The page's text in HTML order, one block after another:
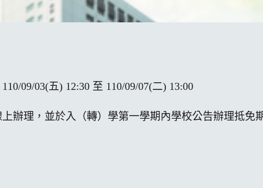
110/09/03(五) 12:30 至 110/09/07(二) 13:00
辦理，並於入（轉）學第一學期內學校公告辦理抵免